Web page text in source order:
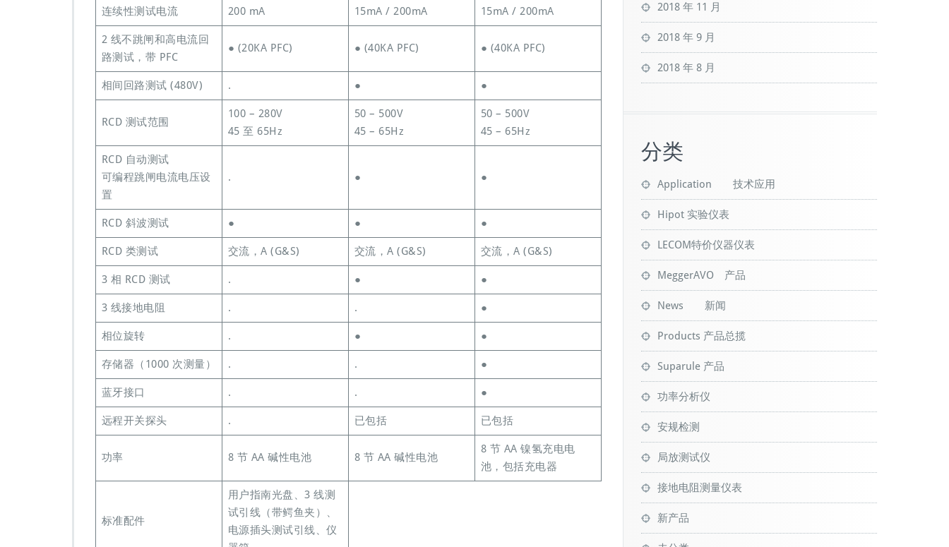
连续性测试电流 200 mA 15mA / 200mA 15mA / 200mA
2 线不跳闸和高电流回
路测试，带 PFC
● (20KA PFC) ● (40KA PFC) ● (40KA PFC)
相间回路测试 (480V) . ● ●
RCD 测试范围
100 – 280V
45 至 65Hz
50 – 500V
45 – 65Hz
50 – 500V
45 – 65Hz
RCD 自动测试
可编程跳闸电流电压设
置
. ● ●
RCD 斜波测试 ● ● ●
RCD 类测试 交流，A (G&S) 交流，A (G&S) 交流，A (G&S)
3 相 RCD 测试 . ● ●
3 线接地电阻 . . ●
相位旋转 . ● ●
存储器（1000 次测量） . . ●
蓝牙接口 . . ●
远程开关探头 . 已包括 已包括
功率 8 节 AA 碱性电池 8 节 AA 碱性电池
8 节 AA 镍氢充电电
池，包括充电器
标准配件
用户指南光盘、3 线测
试引线（带鳄鱼夹）、
电源插头测试引线、仪
2018 年 11 月
2018 年 9 月
2018 年 8 月
分类
Application 技术应用
Hipot 实验仪表
LECOM特价仪器仪表
MeggerAVO 产品
News 新闻
Products 产品总揽
Suparule 产品
功率分析仪
安规检测
局放测试仪
接地电阻测量仪表
新产品